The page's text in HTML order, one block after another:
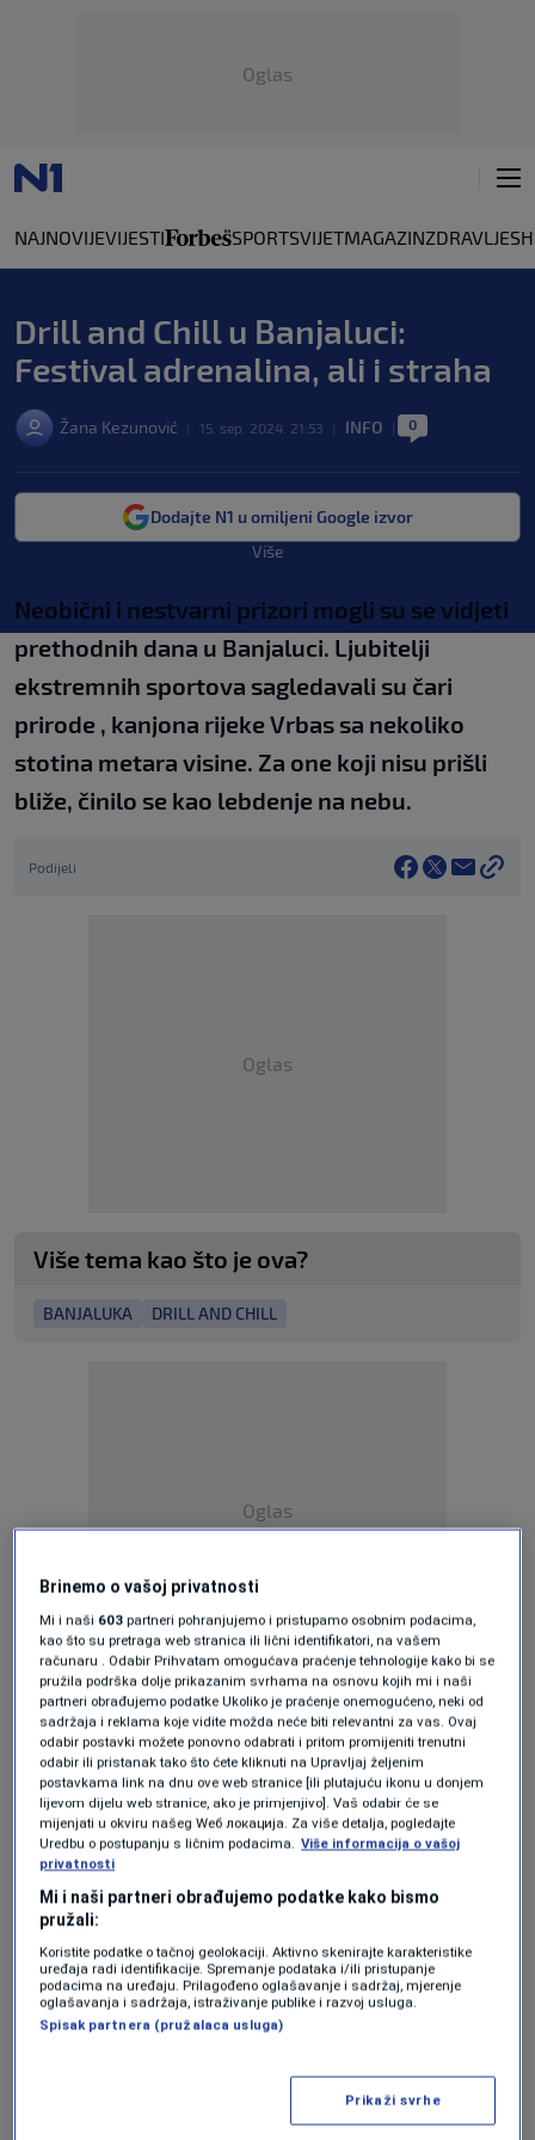
Oglas
NAJNOVIJEVIJESTI SPORTSVIJETMAGAZINZDRAVLJE
Drill and Chill u Banjaluci:
Festival adrenalina, ali i straha
Žana Kezunović 15. sep. 2024. 21:53 INFO 0
Dodajte N1 u omiljeni Google izvor
Više
Neobični i nestvarni prizori mogli su se vidjeti
prethodnih dana u Banjaluci. Ljubitelji
ekstremnih sportova sagledavali su čari
prirode , kanjona rijeke Vrbas sa nekoliko
stotina metara visine. Za one koji nisu prišli
bliže, činilo se kao lebdenje na nebu.
Podijeli
Oglas
Više tema kao što je ova?
BANJALUKA DRILL AND CHILL
Oglas
KAKVO JE TVOJE MIŠLJENJE O OVOME?
Učestvuj u diskusiji ili pročitaj komentare
Budi prvi koji će ostaviti komentar
Pratite nas na društvenim mrežama
Brinemo o vašoj privatnosti
Mi i naši 603 partneri pohranjujemo i pristupamo osobnim podacima,
kao što su pretraga web stranica ili lični identifikatori, na vašem
računaru . Odabir Prihvatam omogućava praćenje tehnologije kako bi se
pružila podrška dolje prikazanim svrhama na osnovu kojih mi i naši
partneri obrađujemo podatke Ukoliko je praćenje onemogućeno, neki od
sadržaja i reklama koje vidite možda neće biti relevantni za vas. Ovaj
odabir postavki možete ponovno odabrati i pritom promijeniti trenutni
odabir ili pristanak tako što ćete kliknuti na Upravljaj željenim
postavkama link na dnu ove web stranice [ili plutajuću ikonu u donjem
lijevom dijelu web stranice, ako je primjenjivo]. Vaš odabir će se
mijenjati u okviru našeg Wеб локација. Za više detalja, pogledajte
Uredbu o postupanju s ličnim podacima. Više informacija o vašoj
privatnosti
Mi i naši partneri obrađujemo podatke kako bismo
pružali:
Koristite podatke o tačnoj geolokaciji. Aktivno skenirajte karakteristike
uređaja radi identifikacije. Spremanje podataka i/ili pristupanje
podacima na uređaju. Prilagođeno oglašavanje i sadržaj, mjerenje
oglašavanja i sadržaja, istraživanje publike i razvoj usluga.
Spisak partnera (pružalaca usluga)
Prikaži svrhe